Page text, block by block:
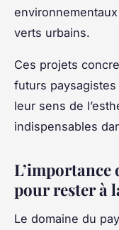
verts urbains.
Ces projets
futurs
leur sens de
indispensables
pour rester à
Le domaine du